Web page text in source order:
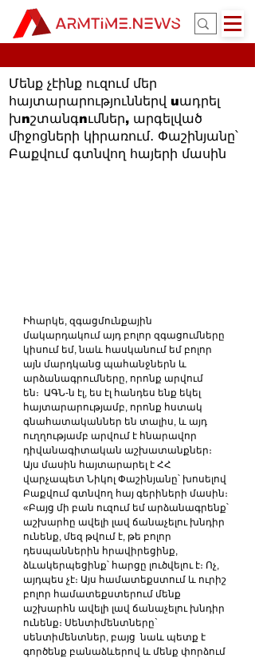
Մենք չէինք ուզում մեր
հայտարարություններվ uադրել
խnշտանգnւմներ, արգելված
միջոցների կիրառում․ Փաշինյանը՝
Բաքվում գտնվող հայերի մասին
Իհարկե, զգացմունքային
մակարդակում այդ բոլոր զգացումները
կիսում եմ, նաև հասկանում եմ բոլոր
այն մարդկանց պահանջներն և
արձանագրումները, որոնք արվում
են։  ԱԳՆ-ն էլ, ես էլ հանդես ենք եկել
հայտարարությամբ, որոնք հստակ
գնահատականներ են տալիս, և այդ
ուղղությամբ արվում է հնարավոր
դիվանագիտական աշխատանքներ։
Այս մասին հայտարարել է ՀՀ
վարչապետ Նիկոլ Փաշինյանը՝ խոսելով
Բաքվում գտնվող հայ գերիների մասին։
«Բայց մի բան ուզում եմ արձանագրենք՝
աշխարհը ավելի լավ ճանաչելու խնդիր
ունենք, մեզ թվում է, թե բոլոր
դեսպաններին հրավիրեցինք,
ձևակերպեցինք՝ հարցը լուծվելու է։ Ոչ,
այդպես չէ։ Այս համատեքստում և ուրիշ
բոլոր համատեքստերում մենք
աշխարհն ավելի լավ ճանաչելու խնդիր
ունենք։ Սենտիմենտները`
սենտիմենտներ, բայց  նաև պետք է
գործենք բանաձևերով և մենք փորձում